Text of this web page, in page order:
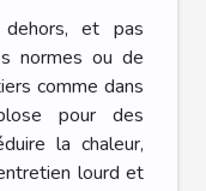
et pas
normes ou de
comme dans
pour des
la chaleur,
lourd et